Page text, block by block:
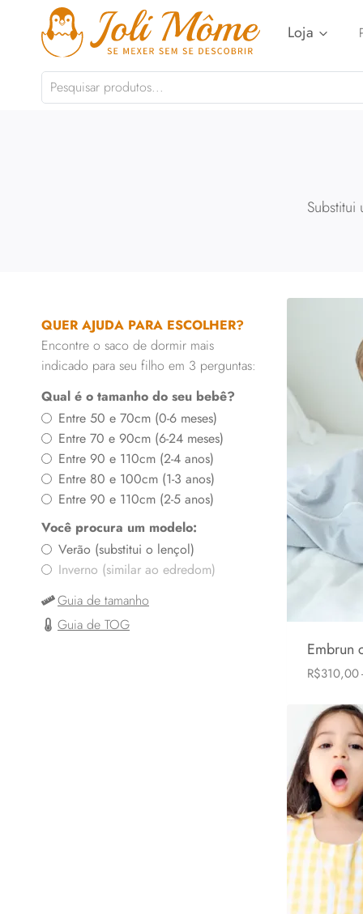
Conteúdo
Loja
Embrun
R$310,00
6-24
QUER AJUDA PARA ESCOLHER?
Encontre o saco de dormir mais
indicado para seu filho em 3 perguntas:
Qual é o tamanho do seu bebê?
Entre 50 e 70cm (0-6 meses)
Entre 70 e 90cm (6-24 meses)
Entre 90 e 110cm (2-4 anos)
Entre 80 e 100cm (1-3 anos)
Entre 90 e 110cm (2-5 anos)
Você procura um modelo:
Verão (substitui o lençol)
Inverno (similar ao edredom)
Guia de tamanho
Guia de TOG